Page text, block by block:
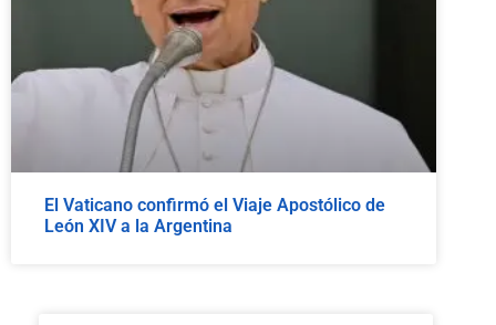
El Vaticano confirmó el Viaje Apostólico de
León XIV a la Argentina